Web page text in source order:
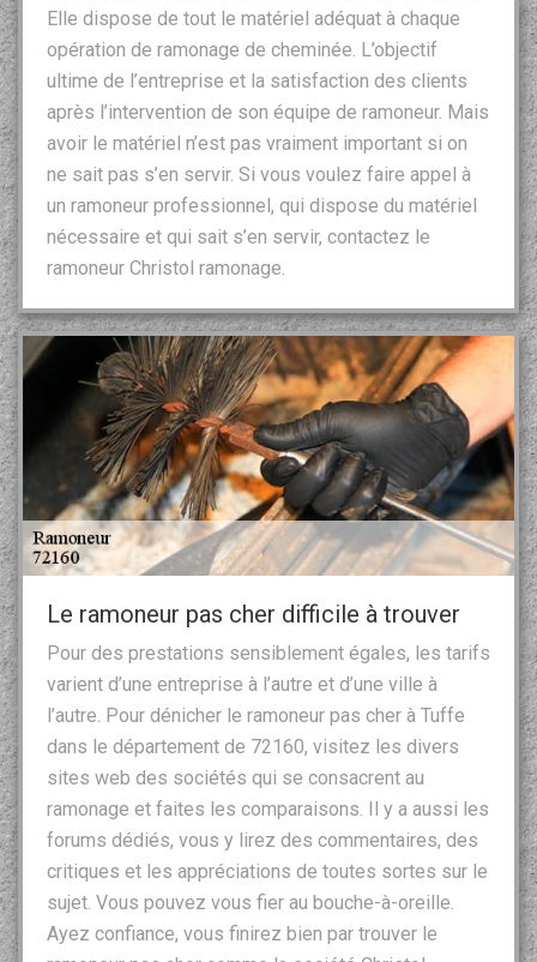
Elle dispose de tout le matériel adéquat à chaque
opération de ramonage de cheminée. L’objectif
ultime de l’entreprise et la satisfaction des clients
après l’intervention de son équipe de ramoneur. Mais
avoir le matériel n’est pas vraiment important si on
ne sait pas s’en servir. Si vous voulez faire appel à
un ramoneur professionnel, qui dispose du matériel
nécessaire et qui sait s’en servir, contactez le
ramoneur Christol ramonage.
Le ramoneur pas cher difficile à trouver
Pour des prestations sensiblement égales, les tarifs
varient d’une entreprise à l’autre et d’une ville à
l’autre. Pour dénicher le ramoneur pas cher à Tuffe
dans le département de 72160, visitez les divers
sites web des sociétés qui se consacrent au
ramonage et faites les comparaisons. Il y a aussi les
forums dédiés, vous y lirez des commentaires, des
critiques et les appréciations de toutes sortes sur le
sujet. Vous pouvez vous fier au bouche-à-oreille.
Ayez confiance, vous finirez bien par trouver le